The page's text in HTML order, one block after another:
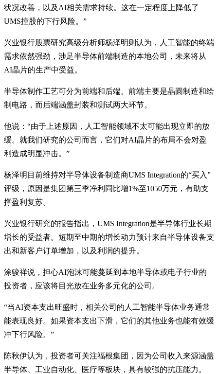
状况改善，以及AI相关需求持续。这在一定程度上降低了
UMS控股的下行风险。”
兴业银行股票研究高级分析师杨泽明则认为，人工智能的终端
需求依然强劲，涉足半导体前端制造的本地公司，未来将从
AI晶片的生产中受益。
半导体制作工艺可分为前端和后端。前端主要是晶圆制造和绘
制电路，而后端涵盖封装和测试两大环节。
他说：“由于上述原因，人工智能领域不太可能出现立即的放
缓。就我们研究的公司而言，它们对AI晶片的布局不会对盈
利造成明显冲击。”
杨泽明目前维持对半导体设备制造商UMS Integration的“买入”
评级，原因是集团第三季净利同比增1%至1050万元，有助支
撑盈利复苏。
兴业银行研究的报告指出，UMS Integration是半导体行业长期
增长的受益者。短期至中期的增长动力预计来自半导体设备支
出和新客户订单增加，以及利润的提升。
涂骏祥说，担心AI泡沫可能蔓延到本地半导体或电子行业的
投资者，应该将目光放在业务多元化的公司。
“当AI资本支出旺盛时，相关公司的人工智能半导体业务通常
能表现良好。如果资本支出下滑，它们的其他业务也能有效缓
冲下行风险。”
陈秋伊认为，投资者可关注福根集团，因为公司收入来源涵盖
半导体、工业自动化、医疗等板块，具有较强的抗压能力。